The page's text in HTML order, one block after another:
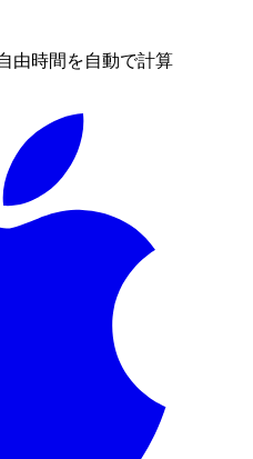
由時間を自動で計算